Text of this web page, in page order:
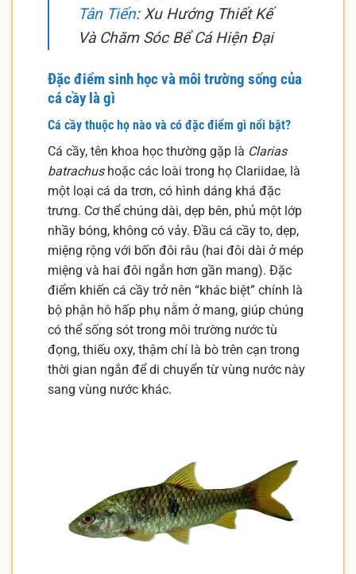
Tân Tiến: Xu Hướng Thiết Kế
Và Chăm Sóc Bể Cá Hiện Đại
Đặc điểm sinh học và môi trường sống của
cá cầy là gì
Cá cầy thuộc họ nào và có đặc điểm gì nổi bật?
Cá cầy, tên khoa học thường gặp là Clarias
batrachushoặc các loài trong họ Clariidae, là
một loại cá da trơn, có hình dáng khá đặc
trưng. Cơ thể chúng dài, dẹp bên, phủ một lớp
nhầy bóng, không có vảy. Đầu cá cầy to, dẹp,
miệng rộng với bốn đôi râu (hai đôi dài ở mép
miệng và hai đôi ngắn hơn gần mang). Đặc
điểm khiến cá cầy trở nên “khác biệt” chính là
bộ phận hô hấp phụ nằm ở mang, giúp chúng
có thể sống sót trong môi trường nước tù
đọng, thiếu oxy, thậm chí là bò trên cạn trong
thời gian ngắn để di chuyển từ vùng nước này
sang vùng nước khác.